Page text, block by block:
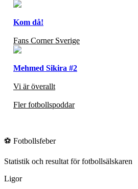
Kom då!
Fans Corner Sverige
Mehmed Sikira #2
Vi är överallt
Fler fotbollspoddar
⚽ Fotbollsfeber
Statistik och resultat för fotbollsälskaren
Ligor